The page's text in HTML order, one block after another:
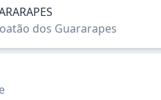
dos Guararapes